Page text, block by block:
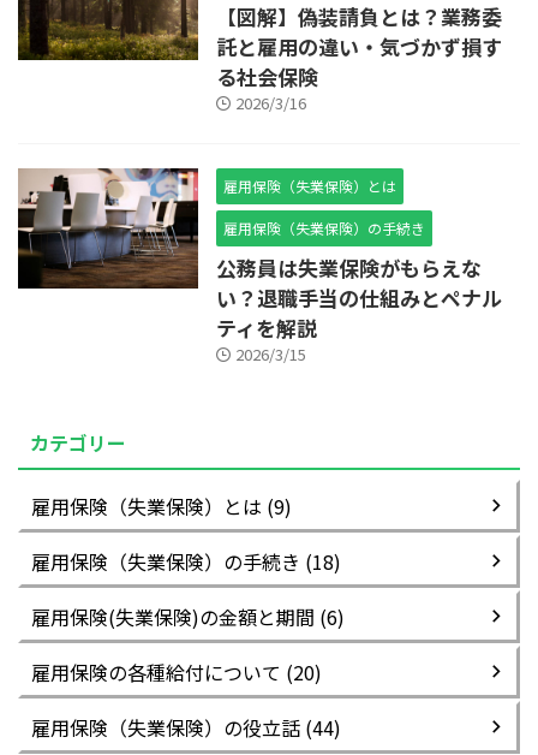
【図解】偽装請負とは？業務委
託と雇用の違い・気づかず損す
る社会保険
2026/3/16
雇用保険（失業保険）とは
雇用保険（失業保険）の手続き
公務員は失業保険がもらえな
い？退職手当の仕組みとペナル
ティを解説
2026/3/15
カテゴリー
雇用保険（失業保険）とは (9)
雇用保険（失業保険）の手続き (18)
雇用保険(失業保険)の金額と期間 (6)
雇用保険の各種給付について (20)
雇用保険（失業保険）の役立話 (44)